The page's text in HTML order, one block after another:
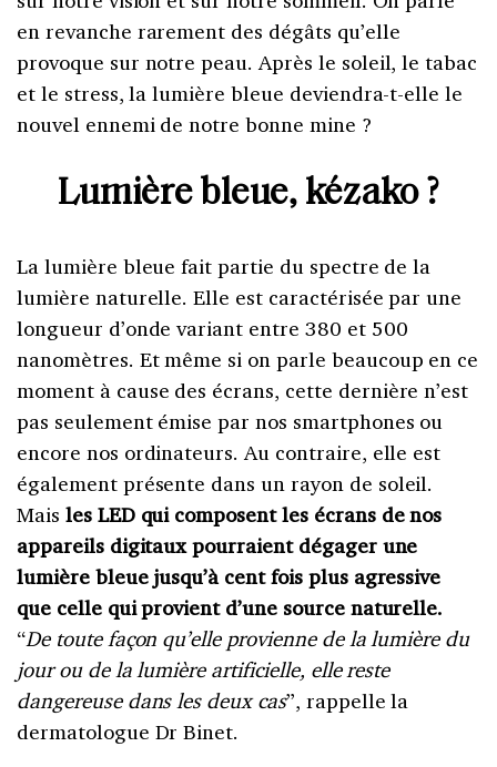
en revanche rarement des dégâts qu’elle
provoque sur notre peau. Après le soleil, le tabac
et le stress, la lumière bleue deviendra-t-elle le
nouvel ennemi de notre bonne mine ?
Lumière bleue, kézako ?
La lumière bleue fait partie du spectre de la
lumière naturelle. Elle est caractérisée par une
longueur d’onde variant entre 380 et 500
nanomètres. Et même si on parle beaucoup en ce
moment à cause des écrans, cette dernière n’est
pas seulement émise par nos smartphones ou
encore nos ordinateurs. Au contraire, elle est
également présente dans un rayon de soleil.
Mais les LED qui composent les écrans de nos
appareils digitaux pourraient dégager une
lumière bleue jusqu’à cent fois plus agressive
que celle qui provient d’une source naturelle.
“De toute façon qu’elle provienne de la lumière du
jour ou de la lumière artificielle, elle reste
dangereuse dans les deux cas”, rappelle la
dermatologue Dr Binet.